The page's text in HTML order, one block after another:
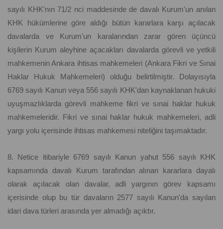
sayılı KHK'nın 71/2 nci maddesinde de davalı Kurum'un anılan
KHK hükümlerine göre aldığı bütün kararlara karşı açılacak
davalarda ve Kurum'un karalarından zarar gören üçüncü
kişilerin Kurum aleyhine açacakları davalarda görevli ve yetkili
mahkemenin Ankara ihtisas mahkemeleri (Ankara Fikri ve Sınai
Haklar Hukuk Mahkemeleri) olduğu belirtilmiştir. Dolayısıyla
6769 sayılı Kanun veya 556 sayılı KHK'dan kaynaklanan hukuki
uyuşmazlıklarda görevli mahkeme fikri ve sınai haklar hukuk
mahkemeleridir. Fikri ve sınai haklar hukuk mahkemeleri, adli
yargı yolu içerisinde ihtisas mahkemesi niteliğini taşımaktadır.
8. Netice itibariyle 6769 sayılı Kanun yahut 556 sayılı KHK
kapsamında davalı Kurum tarafından alınan kararlara dayalı
olarak açılacak olan davalar, adli yargının görev kapsamı
içerisinde olup bu tür davaların 2577 sayılı Kanun'da sayılan
idari dava türleri arasında yer almadığı açıktır.